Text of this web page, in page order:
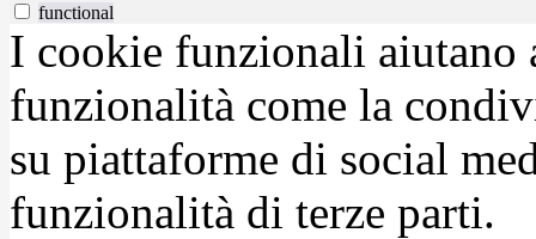
functional
I cookie funzionali aiutano
funzionalità come la
su piattaforme di social
funzionalità di terze parti.